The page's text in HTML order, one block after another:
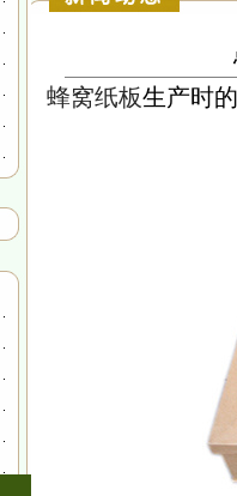
​蜂窝纸板生产时